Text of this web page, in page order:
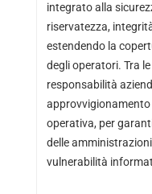
integrato alla
riservatezza,
estendendo la
degli operatori. Tra
responsabilità
operativa, per
delle
vulnerabilità